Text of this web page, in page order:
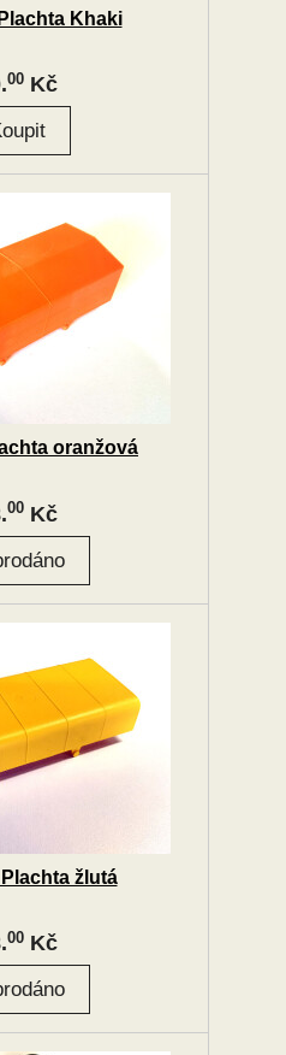
Khaki
00Kč
oranžová
00Kč
Plachta žlutá
00Kč